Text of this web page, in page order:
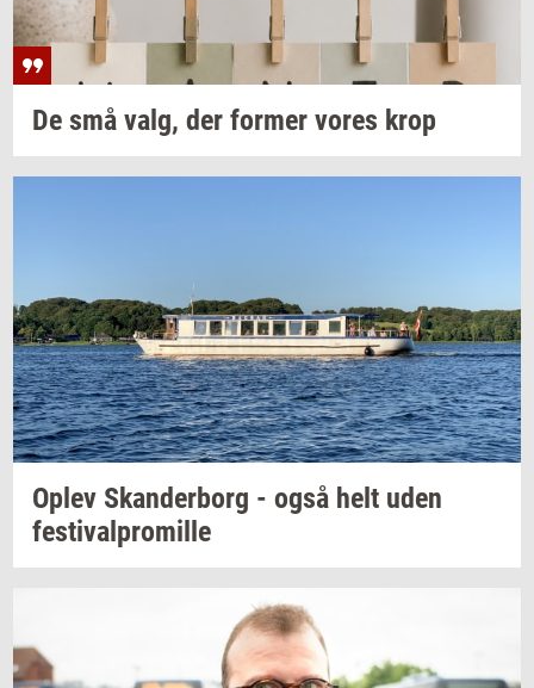
De små valg, der for­mer vores krop
Oplev Skan­der­borg - også helt uden
festi­val­pro­mil­le